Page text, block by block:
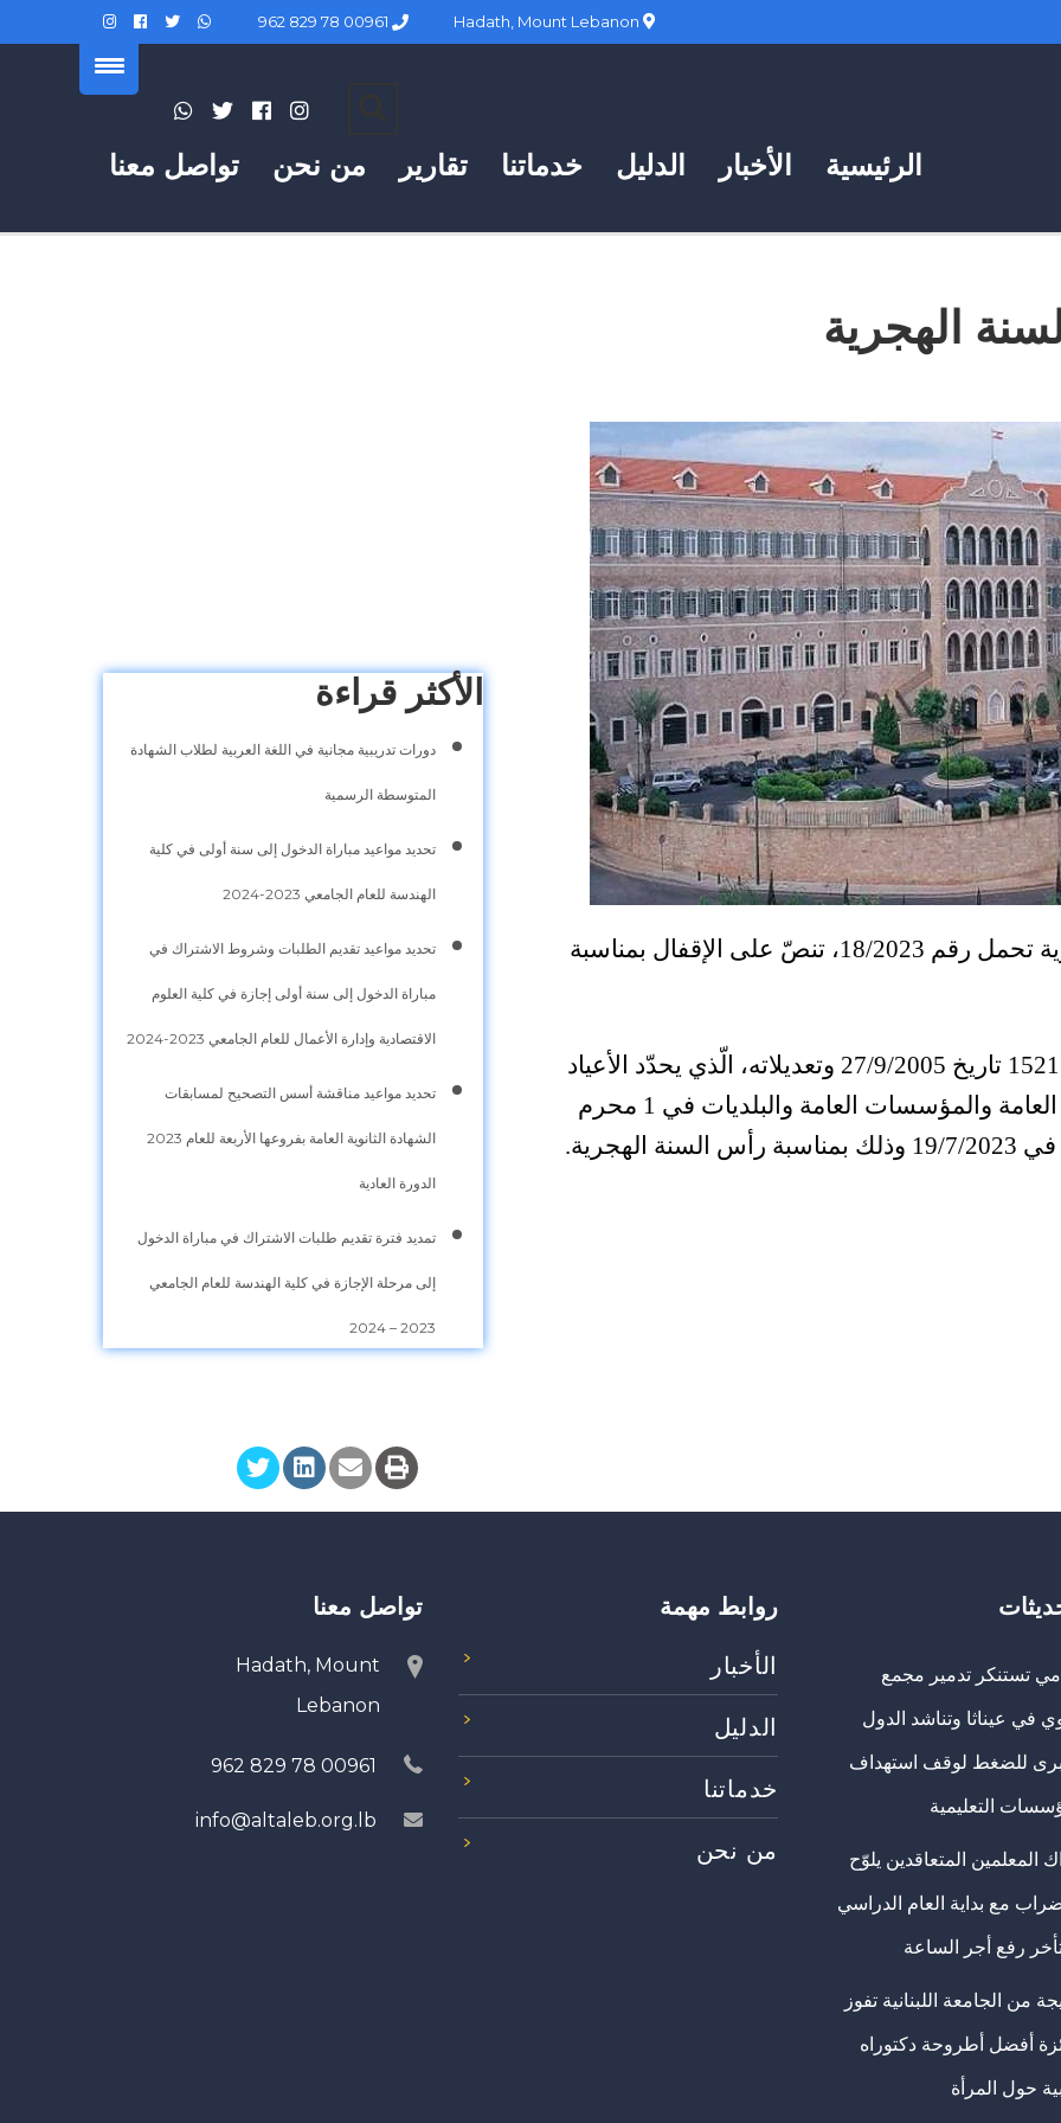
تواصل معنا من نحن تقارير خدماتنا الدليل الأخبار الرئيسية
الهجرية
أصدرت ​رئاسة مجلس الوزراء​، مذكرة إدارية تحمل رقم 18/2023، تنصّ على الإقفال بمناسبة ​
وجاء في المذكّرة: إستنادًا للمرسوم رقم 15215 تاريخ 27/9/2005 وتعديلاته، الّذي يحدّد الأعياد
والمناسبات الرّسميّة، تقفل جميع الادارات العامة والمؤسسات العامة والبلديات في 1 محرم
الأكثر قراءة
دورات تدريبية مجانية في اللغة العربية لطلاب الشهادة
المتوسطة الرسمية
تحديد مواعيد مباراة الدخول إلى سنة أولى في كلية
الهندسة للعام الجامعي 2023-2024
تحديد مواعيد تقديم الطلبات وشروط الاشتراك في
مباراة الدخول إلى سنة أولى إجازة في كلية العلوم
الاقتصادية وإدارة الأعمال للعام الجامعي 2023-2024
تحديد مواعيد مناقشة أسس التصحيح لمسابقات
الشهادة الثانوية العامة بفروعها الأربعة للعام 2023
الدورة العادية
تمديد فترة تقديم طلبات الاشتراك في مباراة الدخول
إلى مرحلة الإجازة في كلية الهندسة للعام الجامعي
2023 – 2024
تستنكر تدمير مجمع
في عيناثا وتناشد الدول
للضغط لوقف استهداف
التعليمية
المعلمين المتعاقدين يلوّح
مع بداية العام الدراسي
تأخر رفع أجر الساعة
من الجامعة اللبنانية تفوز
أفضل أطروحة دكتوراه
حول المرأة
روابط مهمة
الأخبار
الدليل
خدماتنا
من نحن
تواصل معنا
Hadath, Mount
Lebanon
00961 78 829 962
info@altaleb.org.lb